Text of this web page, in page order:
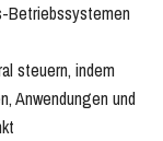
Betriebssystemen
steuern, indem
Anwendungen und